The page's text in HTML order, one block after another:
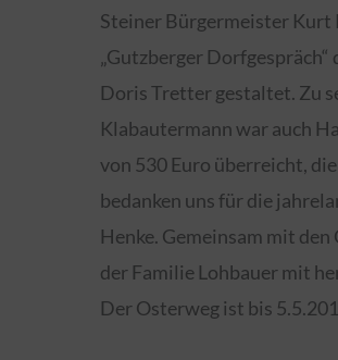
Steiner Bürgermeister Kurt
„Gutzberger
Doris Tretter gestaltet. Zu
Klabautermann war auch
von 530 Euro überreicht,
bedanken uns für die
Henke. Gemeinsam mit
der Familie Lohbauer mit
Der Osterweg ist bis